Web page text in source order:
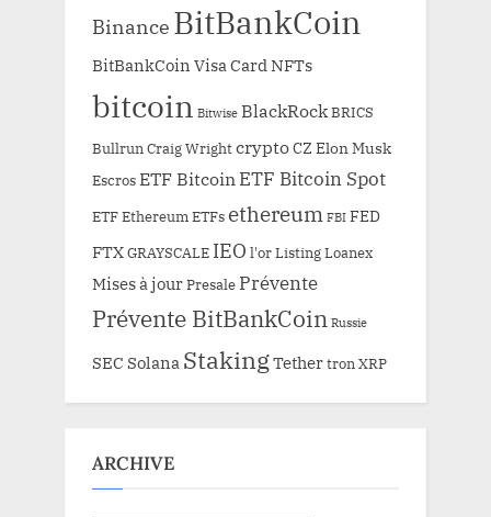
Binance BitBankCoin
BitBankCoin Visa Card NFTs
bitcoin Bitwise BlackRockBRICS
BullrunCraig WrightcryptoCZ Elon Musk
EscrosETF Bitcoin ETF Bitcoin Spot
ETF EthereumETFs ethereum FBI FED
FTXGRAYSCALE IEO l'orListingLoanex
Mises à jourPresale Prévente
Prévente BitBankCoin Russie
SEC Solana StakingTethertronXRP
ARCHIVE